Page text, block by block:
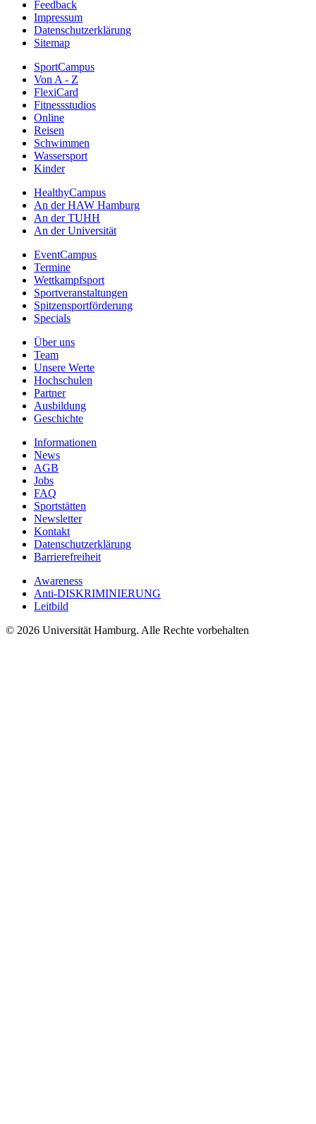
Feedback
Impressum
Datenschutzerklärung
Sitemap
SportCampus
Von A - Z
FlexiCard
Fitnessstudios
Online
Reisen
Schwimmen
Wassersport
Kinder
HealthyCampus
An der HAW Hamburg
An der TUHH
An der Universität
EventCampus
Termine
Wettkampfsport
Sportveranstaltungen
Spitzensportförderung
Specials
Über uns
Team
Unsere Werte
Hochschulen
Partner
Ausbildung
Geschichte
Informationen
News
AGB
Jobs
FAQ
Sportstätten
Newsletter
Kontakt
Datenschutzerklärung
Barrierefreiheit
Awareness
Anti-DISKRIMINIERUNG
Leitbild
© 2026 Universität Hamburg. Alle Rechte vorbehalten